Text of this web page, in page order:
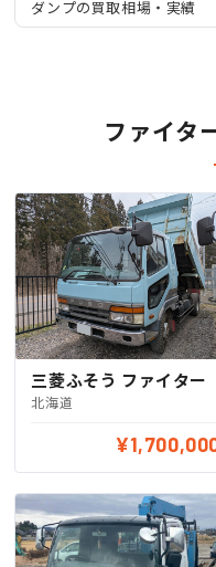
ダンプの買取相場・実績
ファイタ
三菱ふそう ファイター
北海道